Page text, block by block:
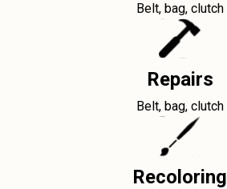
Belt, bag, clutch
Repairs
Belt, bag, clutch
Recoloring